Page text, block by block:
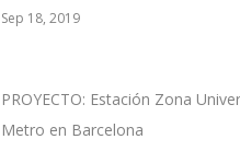
Sep 18, 2019
PROYECTO: Estación Zona
Metro en Barcelona